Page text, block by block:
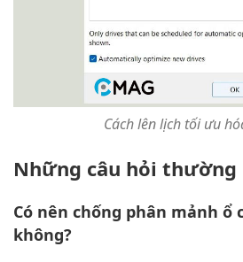
Cách lên lịch tối ưu
Những câu hỏi thường
Có nên chống phân mảnh ổ
không?